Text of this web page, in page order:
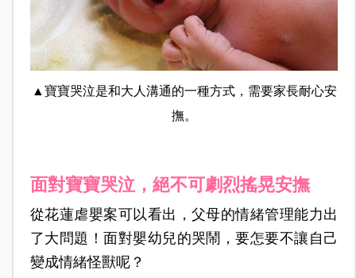
▲寶寶哭泣是和大人溝通的一種方式，需要家長耐心安
撫。
面對寶寶哭泣，絕不可劇烈搖晃安撫
從花蓮虐嬰案可以看出，父母的情緒管理能力出
了大問題！面對嬰幼兒的哭鬧，要怎要不讓自己
變成情緒怪獸呢？